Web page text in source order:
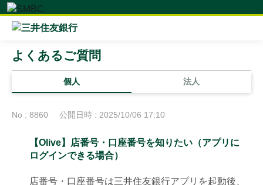
個人 法人
よくあるご質問
No : 8860 公開日時 : 2025/10/06 17:10
【Olive】店番号・口座番号を知りたい（アプリに
ログインできる場合）
店番号・口座番号は三井住友銀行アプリを起動後、